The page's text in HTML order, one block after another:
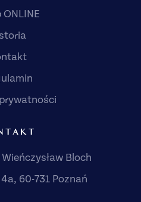
ONLINE
Bloch
60-731 Poznań